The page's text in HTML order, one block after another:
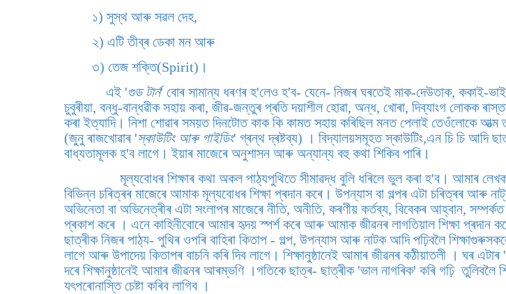
১) সুস্থ আৰু সৱল দেহ,
২) এটি তীব্ৰ ডেকা মন আৰু
৩) তেজ শক্তি(Spirit)।
এই 'গুড টাৰ্ন' বোৰ সামান্য ধৰণৰ হ'লেও হ'ব- যেনে- নিজৰ ঘৰতেই মাক-দেউতাক, ককাই-
চুবুৰীয়া, বন্ধু-বান্ধৱীক সহায় কৰা, জীৱ-জন্তুৰ প্ৰতি দয়াশীল হোৱা, অন্ধ, খোৰা, দিব্যাংগ লোকক
কৰা ইত্যাদি। নিশা শোৱাৰ সময়ত দিনটোত কাক কি কামত সহায় কৰিছিল মনত পেলাই তেওঁলোকে আত্ম
(জুনু ৰাজখোৱাৰ 'স্কাউটিং আৰু গাইডিং' গ্ৰন্থ দ্ৰষ্টব্য) । বিদ্যালয়সমূহত স্কাউটিং,এন চি চি আদি
বাধ্যতামূলক হ'ব লাগে। ইয়াৰ মাজেৰে অনুশাসন আৰু অন্যান্য বহু কথা শিকিব পাৰি।
মূল্যবোধৰ শিক্ষাৰ কথা অকল পাঠ্যপুথিতে সীমাৱদ্ধ বুলি ধৰিলে ভুল কৰা হ'ব। আমাৰ
বিভিন্ন চৰিত্ৰৰ মাজেৰে আমাক মূল্যবোধৰ শিক্ষা প্ৰদান কৰে। উপন্যাস বা গল্পৰ এটা চৰিত্ৰৰ আৰু
অভিনেতা বা অভিনেত্ৰীৰ এটা সংলাপৰ মাজেৰে নীতি, অনীতি, কৰণীয় কৰ্তব্য, বিবেকৰ আহ্বান,
প্ৰকাশ কৰে । এনে কাহিনীবোৰে আমাৰ হৃদয় স্পৰ্শ কৰে আৰু আমাক জীৱনৰ লাগতিয়াল শিক্ষা প্ৰদান
ছাত্ৰীক নিজৰ পাঠ্য- পুথিৰ ওপৰি বাহিৰা কিতাপ - গল্প, উপন্যাস আৰু নাটক আদি পঢ়িবলৈ
লাগে আৰু উপাদেয় কিতাপৰ বাচনি কৰি দিব লাগে। শিক্ষানুষ্ঠানেই আমাৰ জীৱনৰ কঠীয়াতলী । ঘৰ
দৰে শিক্ষানুষ্ঠানেই আমাৰ জীৱনৰ আৰম্ভণি ।গতিকে ছাত্ৰ- ছাত্ৰীক 'ভাল নাগৰিক' কৰি গঢ়ি তুলিবলৈ
যৎপৰোনাস্তি চেষ্টা কৰিব লাগিব ।